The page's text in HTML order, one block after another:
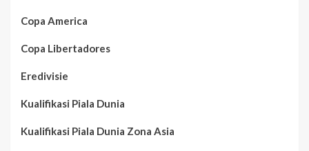
Copa America
Copa Libertadores
Eredivisie
Kualifikasi Piala Dunia
Kualifikasi Piala Dunia Zona Asia